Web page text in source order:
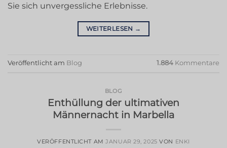
Sie sich unvergessliche Erlebnisse.
WEITERLESEN →
Veröffentlicht am Blog 1.884 Kommentare
BLOG
Enthüllung der ultimativen
Männernacht in Marbella
VERÖFFENTLICHT AMJANUAR 29, 2025 VON ENKI